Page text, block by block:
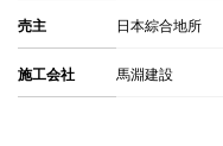
売主 日本綜合地所
施工会社 馬淵建設